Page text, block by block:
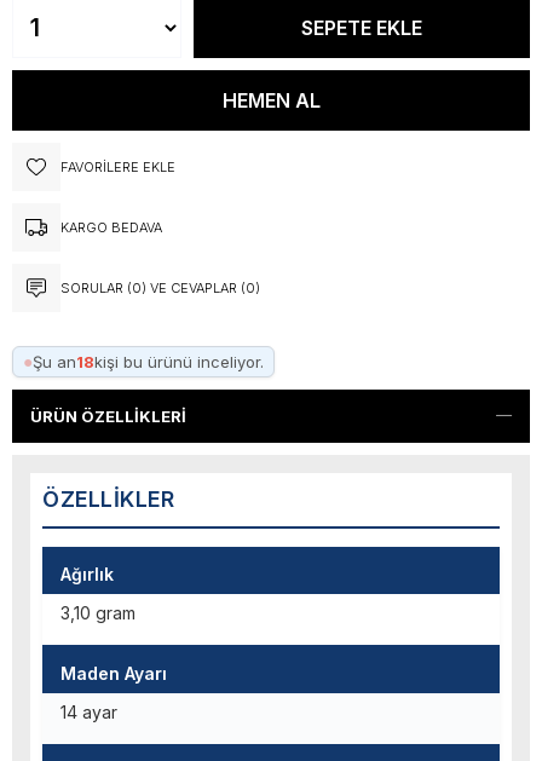
FAVORILERE EKLE
KARGO BEDAVA
SORULAR (0) VE CEVAPLAR (0)
●Şu an18kişi bu ürünü inceliyor.
ÜRÜN ÖZELLIKLERI
ÖZELLIKLER
Ağırlık
3,10 gram
Maden Ayarı
14 ayar